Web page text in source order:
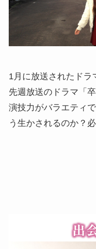
1月に放送されたドラ
先週放送のドラマ「
演技力がバラエティ
う生かされるのか？必